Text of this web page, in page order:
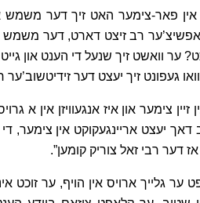
פאר-צימער האט זיך דער משמש
רב זיצט דארט, דער משמש
ער וואשט זיך שנעל די הענט און
געפונט זיך יעצט דער זידיטשוב’ער
צימער און איז אנגעוויזן אין א
דאך יעצט אריינגעקוקט אין צימער,
דער רבי זאל צוריק קומען”.
גלייך ארויס אין הויף, ער זוכט